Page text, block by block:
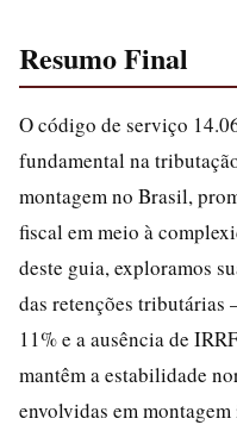
Resumo Final
O código de serviço
fundamental na
montagem no Brasil,
fiscal em meio à
deste guia, exploramos
das retenções tributárias
11% e a ausência de
mantêm a estabilidade
envolvidas em